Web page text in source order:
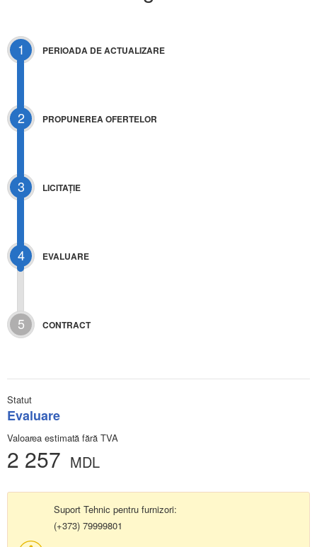
1 PERIOADA DE ACTUALIZARE
2 PROPUNEREA OFERTELOR
3 LICITAŢIE
4 EVALUARE
5 CONTRACT
Statut
Evaluare
Valoarea estimată fără TVA
2 257 MDL
Suport Tehnic pentru furnizori:
(+373) 79999801